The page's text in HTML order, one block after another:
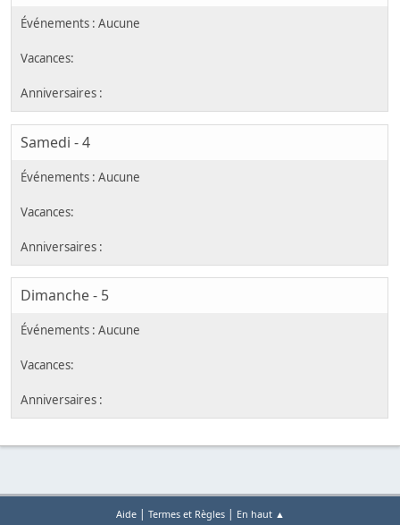
Samedi - 4
Dimanche - 5
Aide| Termes et Règles| En haut ▲